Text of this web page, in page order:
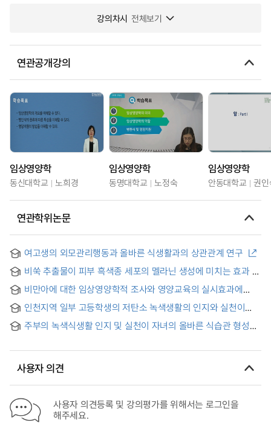
강의차시 전체보기
연관공개강의
임상영양학
동신대학교 노희경
임상영양학
동명대학교 노정숙
임상영양학
안동대학교 권
연관학위논문
여고생의 외모관리행동과 올바른 식생활과의 상관관계 연구
비쑥 추출물이 피부 흑색종 세포의 멜라닌 생성에 미치는 효과
비만아에 대한 임상영양학적 조사와 영양교육의 실시효과에
인천지역 일부 고등학생의 저탄소 녹색생활의 인지와 실천이
주부의 녹색식생활 인지 및 실천이 자녀의 올바른 식습관 형성과
사용자 의견
사용자 의견등록 및 강의평가를 위해서는 로그인을
해주세요.